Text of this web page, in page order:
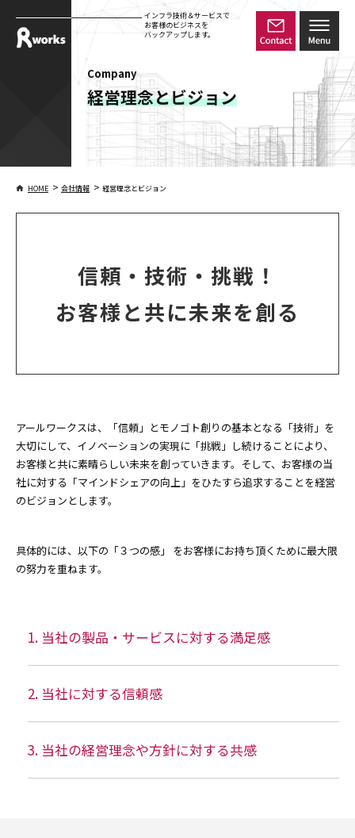
インフラ技術＆サービスで
お客様のビジネスを
バックアップします。
Company
経営理念とビジョン
HOME > 会社情報 > 経営理念とビジョン
信頼・技術・挑戦！
お客様と共に未来を創る
アールワークスは、「信頼」とモノゴト創りの基本となる「技術」を
大切にして、イノベーションの実現に「挑戦」し続けることにより、
お客様と共に素晴らしい未来を創っていきます。そして、お客様の当
社に対する「マインドシェアの向上」をひたすら追求することを経営
のビジョンとします。
具体的には、以下の「３つの感」 をお客様にお持ち頂くために最大限
の努力を重ねます。
当社の製品・サービスに対する満足感
当社に対する信頼感
当社の経営理念や方針に対する共感